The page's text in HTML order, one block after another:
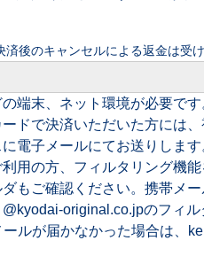
後のキャンセルによる返金は受
端末、ネット環境が必要です
ドで決済いただいた方には
電子メールにてお送りしま
用の方、フィルタリング機
ダもご確認ください。携帯メ
original.co.jpのフィ
ルが届かなかった場合は、